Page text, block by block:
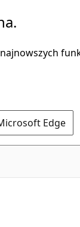
Edge